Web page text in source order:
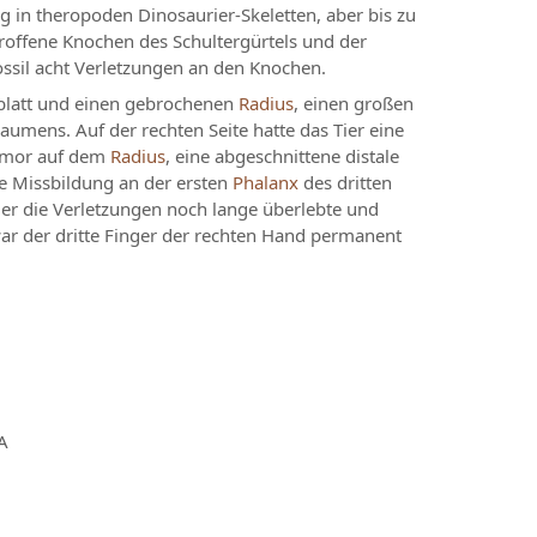
in theropoden Dinosaurier-Skeletten, aber bis zu
Knochen des Schultergürtels und der
acht Verletzungen an den Knochen.
und einen gebrochenen Radius, einen großen
Auf der rechten Seite hatte das Tier eine
auf dem Radius, eine abgeschnittene distale
Missbildung an der ersten Phalanx des dritten
die Verletzungen noch lange überlebte und
der dritte Finger der rechten Hand permanent